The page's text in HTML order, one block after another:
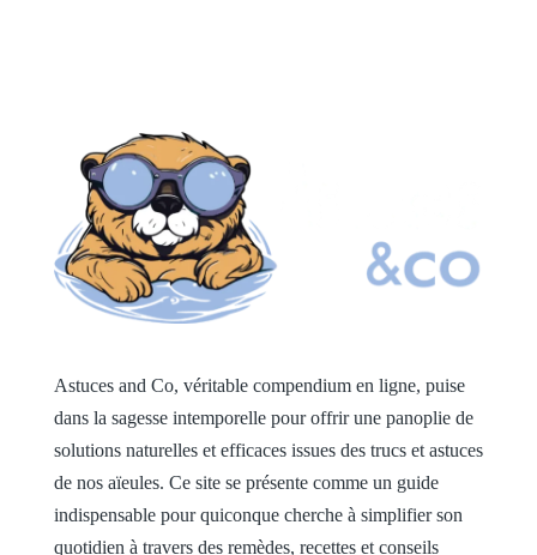
Astuces and Co, véritable compendium en ligne, puise
dans la sagesse intemporelle pour offrir une panoplie de
solutions naturelles et efficaces issues des trucs et astuces
de nos aïeules. Ce site se présente comme un guide
indispensable pour quiconque cherche à simplifier son
quotidien à travers des remèdes, recettes et conseils